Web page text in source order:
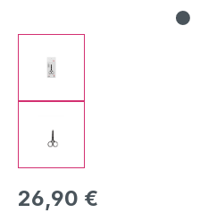
Regulärer Preis:
26,90 €